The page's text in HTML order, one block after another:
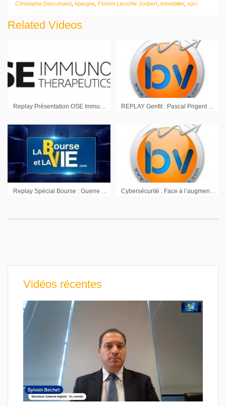
Christophe Descohand épargne Florent Laroche-Joubert immobilier, spci
Related Videos
Replay Présentation OSE Immunotherapeutics REPLAY Genfit : Pascal Prigent Directeur Général dialogue avec les actionnaires
Vidéos récentes